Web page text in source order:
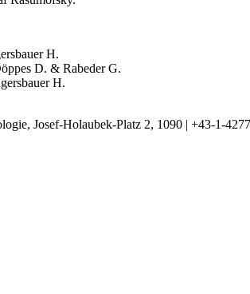
H.
D. & Rabeder G.
H.
Josef-Holaubek-Platz 2, 1090 | +43-1-